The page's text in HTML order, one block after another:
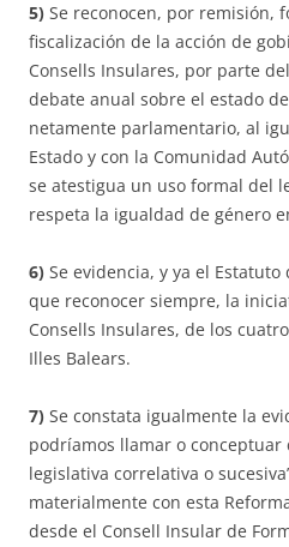
5) Se reconocen, por remisión,
fiscalización de la acción de
Consells Insulares, por parte
debate anual sobre el estado
netamente parlamentario, al
Estado y con la Comunidad
se atestigua un uso formal del
respeta la igualdad de género
6) Se evidencia, y ya el
que reconocer siempre, la
Consells Insulares, de los
Illes Balears.
7) Se constata igualmente la
podríamos llamar o conceptuar
legislativa correlativa o
materialmente con esta
desde el Consell Insular de